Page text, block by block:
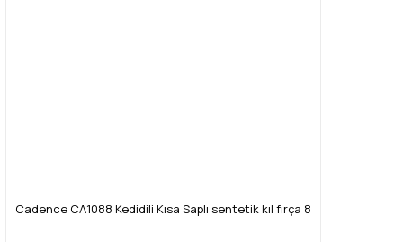
Cadence CA1088 Kedidili Kısa Saplı sentetik kıl fırça 8